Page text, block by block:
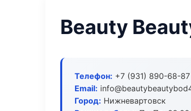
Beauty
Телефон: +7 (931) 890-68-87
Email:
Город: Нижневартовск